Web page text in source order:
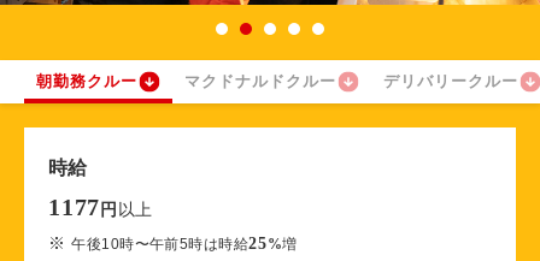
朝勤務クルー マクドナルドクルー デリバリークルー
時給
1177 円 以上
※午後10時〜午前5時は時給25%増